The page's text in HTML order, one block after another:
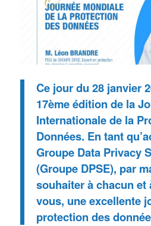
Ce jour du 28 janvier
17ème édition de la
Internationale de la
Données. En tant
Groupe Data Privacy
(Groupe DPSE), par
souhaiter à chacun et
vous, une excellente
protection des